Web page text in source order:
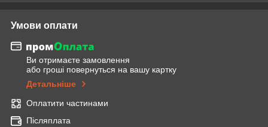
Умови оплати
Ви отримаєте замовлення
або гроші повернуться на вашу картку
Детальніше
Оплатити частинами
Післяплата